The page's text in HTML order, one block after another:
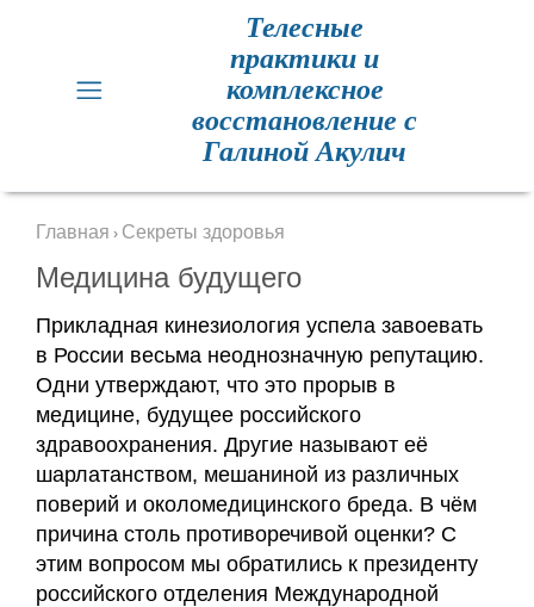
Практики
для
Резет
Метод
Резет
отзывы
Расписание
Заявка
Телесные
практики и
комплексное
восстановление с
Галиной Акулич
Главная › Секреты здоровья
Медицина будущего
Прикладная кинезиология успела завоевать
в России весьма неоднозначную репутацию.
Одни утверждают, что это прорыв в
медицине, будущее российского
здравоохранения. Другие называют её
шарлатанством, мешаниной из различных
поверий и околомедицинского бреда. В чём
причина столь противоречивой оценки? С
этим вопросом мы обратились к президенту
российского отделения Международной